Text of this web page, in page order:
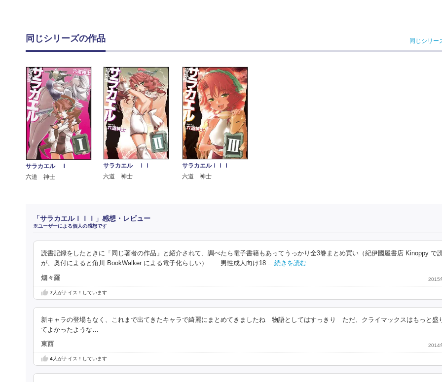
同じシリーズの作品 同じシリー
サラカエル Ｉ
六道 神士
サラカエル ＩＩ
六道 神士
サラカエルＩＩＩ
六道 神士
「サラカエルＩＩＩ」感想・レビュー
※ユーザーによる個人の感想です
読書記録をしたときに「同じ著者の作品」と紹介されて、調べたら電子書籍もあってうっかり全3巻まとめ買い（紀伊國屋書店 Kinoppy で
が、奥付によると角川 BookWalker による電子化らしい） 男性成人向け18 …続きを読む
烟々羅 2015
7人がナイス！しています
新キャラの登場もなく、これまで出てきたキャラで綺麗にまとめてきましたね 物語としてはすっきり ただ、クライマックスはもっと盛
てよかったような…
東西 2014
4人がナイス！しています